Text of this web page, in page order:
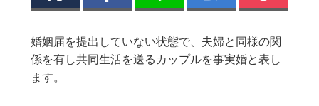
婚姻届を提出していない状態で、夫婦と同様の関
係を有し共同生活を送るカップルを事実婚と表し
ます。